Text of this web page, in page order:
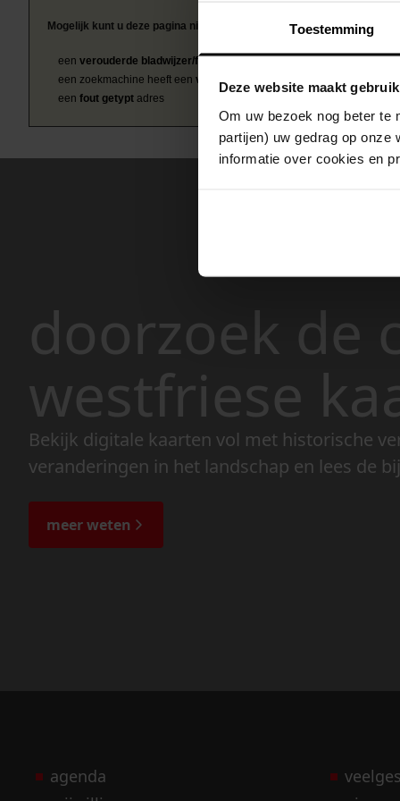
Toestemming
Deze website maakt
Om uw bezoek nog beter te
partijen) uw gedrag op
informatie over cookies en
Mogelijk kunt u deze pagina niet bezoeken door:
een verouderde bladwijzer/favoriet
een zoekmachine heeft een verouderde lijst van de website
een fout getypt adres
doorzoek de
westfriese
Bekijk digitale kaarten vol met historische
veranderingen in het landschap en lees de
meer weten
agenda